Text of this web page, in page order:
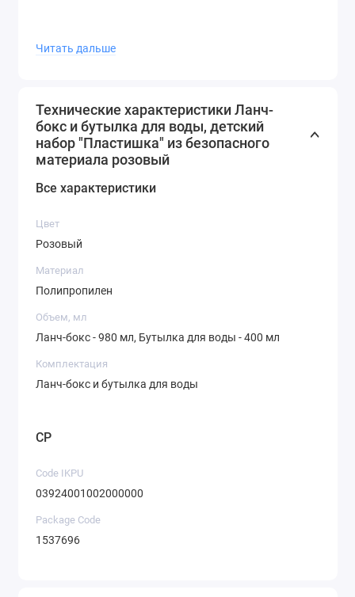
Ланч-бокс объемом 980мл, бутылка - 400 мл.
Читать дальше
Технические характеристики Ланч-
бокс и бутылка для воды, детский
набор "Пластишка" из безопасного
материала розовый
Все характеристики
Цвет
Розовый
Материал
Полипропилен
Объем, мл
Ланч-бокс - 980 мл, Бутылка для воды - 400 мл
Комплектация
Ланч-бокс и бутылка для воды
CP
Code IKPU
03924001002000000
Package Code
1537696